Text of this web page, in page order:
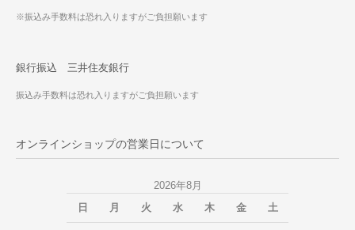
※振込み手数料は恐れ入りますがご負担願います
銀行振込 三井住友銀行
振込み手数料は恐れ入りますがご負担願います
オンラインショップの営業日について
2026年8月
日
月 火 水 木 金 土